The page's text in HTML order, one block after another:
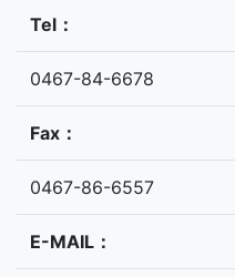
Tel：
0467-84-6678
Fax：
0467-86-6557
E-MAIL：